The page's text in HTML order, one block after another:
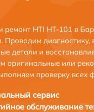
ремонт HTI HT-101 в
Проводим
детали и
оригинальные или
проверку всех
сервис
обслуживание